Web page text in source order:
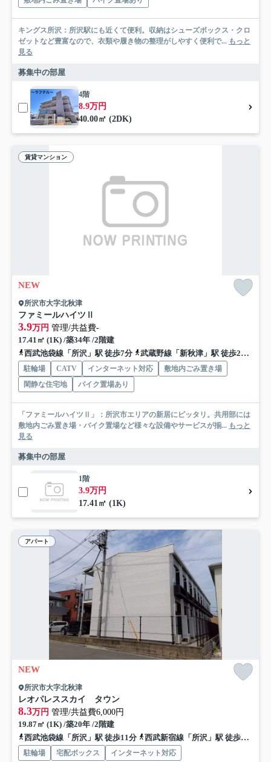
キングス所沢：所沢駅にも近くて便利。収納はシューズボックス・クロ
ゼットなど豊富なので、衣類や履き物の整理がしやすく便利で... もっと
見る
募集中の部屋
4階
8.9万円
40.00㎡ (2DK)
賃貸マンション
NEW
所沢市大字北秋津
ファミールハイツⅡ
3.9万円 管理/共益費-
17.41㎡ (1K) /築34年 /2階建
西武池袋線「所沢」駅 徒歩7分
武蔵野線「新秋津」駅 徒歩26分
駐輪場 CATV インターネット対応
敷地内ごみ置き場
閑静な住宅地
バイク置場あり
「ファミールハイツⅡ」：所沢市エリアの新居にピッタリ。共用部には
敷地内ごみ置き場・バイク置場など様々な設備やサービスが揃... もっと
見る
募集中の部屋
1階
3.9万円
17.41㎡ (1K)
アパート
NEW
所沢市大字北秋津
レオパレススカイ タウン
8.3万円 管理/共益費6,000円
19.87㎡ (1K) /築20年 /2階建
西武池袋線「所沢」駅 徒歩11分
西武新宿線「所沢」駅 徒歩11分
駐輪場 宅配ボックス インターネット対応